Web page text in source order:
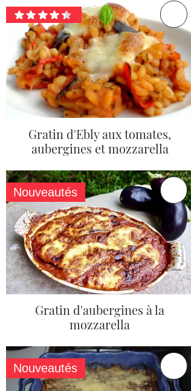
Gratin d'Ebly aux tomates,
aubergines et mozzarella
Nouveautés
Gratin d'aubergines à la
mozzarella
Nouveautés